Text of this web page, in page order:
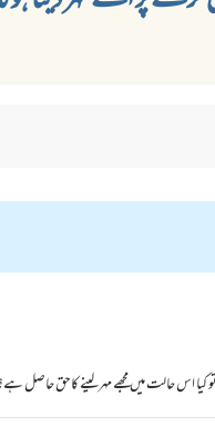
کیا اس حالت میں مجھے مہرلینے کاحق حاصل